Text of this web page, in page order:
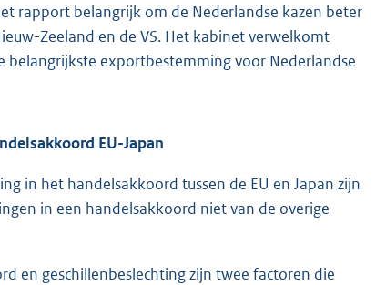
rapport belangrijk om de Nederlandse kazen beter
Zeeland en de VS. Het kabinet verwelkomt
exportbestemming voor Nederlandse
EU-Japan
in het handelsakkoord tussen de EU en Japan zijn
in een handelsakkoord niet van de overige
en geschillenbeslechting zijn twee factoren die